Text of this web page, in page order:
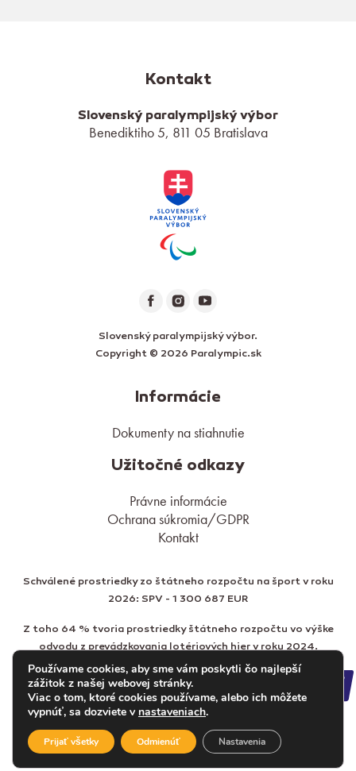
Kontakt
Slovenský paralympijský výbor
Benediktiho 5, 811 05 Bratislava
Slovenský paralympijský výbor.
Copyright © 2026 Paralympic.sk
Informácie
Dokumenty na stiahnutie
Užitočné odkazy
Právne informácie
Ochrana súkromia/GDPR
Kontakt
Schválené prostriedky zo štátneho rozpočtu na šport v roku
2026: SPV - 1 300 687 EUR
Z toho 64 % tvoria prostriedky štátneho rozpočtu vo výške
odvodu z prevádzkovania lotériových hier v roku 2024.
Používame cookies, aby sme vám poskytli čo najlepší
zážitok z našej webovej stránky.
Viac o tom, ktoré cookies používame, alebo ich môžete
vypnúť, sa dozviete v nastaveniach.
Prijať všetky Odmienúť Nastavenia